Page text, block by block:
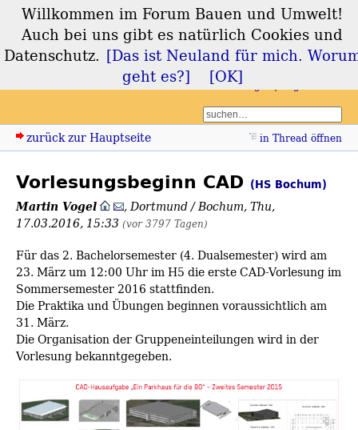
Forum Bauen und
Umwelt
zurück zur Hauptseite in Thread öffnen
Vorlesungsbeginn CAD (HS Bochum)
Martin Vogel ,Dortmund / Bochum,Thu,
17.03.2016, 15:33 (vor 3797 Tagen)
Für das 2. Bachelorsemester (4. Dualsemester) wird am
23. März um 12:00 Uhr im H5 die erste CAD-Vorlesung im
Sommersemester 2016 stattfinden.
Die Praktika und Übungen beginnen voraussichtlich am
31. März.
Die Organisation der Gruppeneinteilungen wird in der
Vorlesung bekanntgegeben.
Willkommen im Forum Bauen und Umwelt!
Auch bei uns gibt es natürlich Cookies und
Datenschutz. [Das ist Neuland für mich.
geht es?]
[OK]